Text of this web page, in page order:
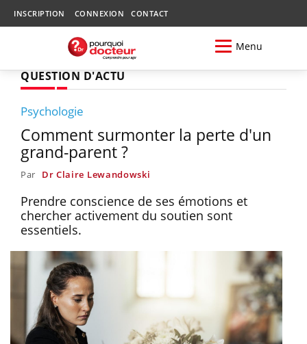
INSCRIPTION CONNEXION CONTACT
Menu
QUESTION D'ACTU
Psychologie
Comment surmonter la perte d'un
grand-parent ?
Par Dr Claire Lewandowski
Prendre conscience de ses émotions et
chercher activement du soutien sont
essentiels.